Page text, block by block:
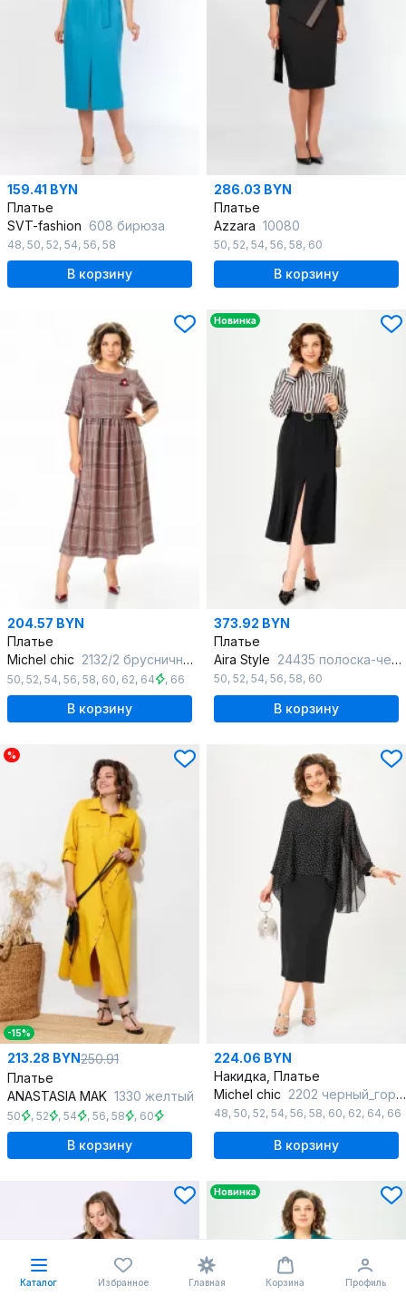
159.41 BYN
Платье
SVT-fashion 608 бирюза
48, 50, 52, 54, 56, 58
В корзину
286.03 BYN
Платье
Azzara 10080
50, 52, 54, 56, 58, 60
В корзину
204.57 BYN
Платье
Michel chic 2132/2 брусничный_клетка
50, 52, 54, 56, 58, 60, 62, 64 , 66
В корзину
Новинка
373.92 BYN
Платье
Aira Style 24435 полоска-черный
50, 52, 54, 56, 58, 60
В корзину
%
-15%
213.28 BYN250.91
Платье
ANASTASIA MAK 1330 желтый
50 , 52 , 54 , 56, 58 , 60
В корзину
224.06 BYN
Накидка, Платье
Michel chic 2202 черный_горох
48, 50, 52, 54, 56, 58, 60, 62, 64, 66
В корзину
Новинка
Каталог Избранное Главная Корзина Профиль